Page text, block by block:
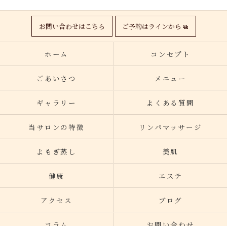
お問い合わせはこちら ご予約はラインから
ホーム コンセプト
ごあいさつ メニュー
ギャラリー よくある質問
当サロンの特徴 リンパマッサージ
よもぎ蒸し 美肌
健康 エステ
アクセス ブログ